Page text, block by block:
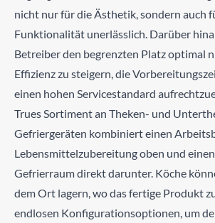
nicht nur für die Ästhetik, sondern auch
Funktionalität unerlässlich. Darüber
Betreiber den begrenzten Platz optimal
Effizienz zu steigern, die
einen hohen Servicestandard
Trues Sortiment an Theken- und
Gefriergeräten kombiniert einen
Lebensmittelzubereitung oben und
Gefrierraum direkt darunter. Köche
dem Ort lagern, wo das fertige Produkt
endlosen Konfigurationsoptionen, um